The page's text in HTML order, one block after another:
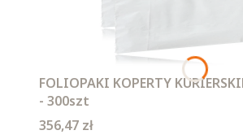
FOLIOPAKI KOPERTY
- 300szt
Cena
356,47 zł